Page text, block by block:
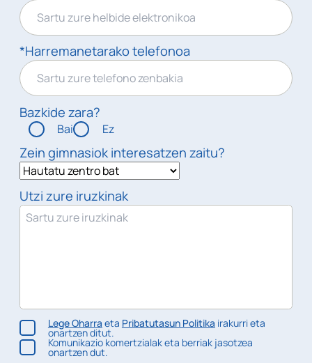
*Harremanetarako telefonoa
Bazkide zara?
Bai Ez
Zein gimnasiok interesatzen zaitu?
Utzi zure iruzkinak
Lege Oharra eta Pribatutasun Politika irakurri eta
onartzen ditut.
Komunikazio komertzialak eta berriak jasotzea
onartzen dut.